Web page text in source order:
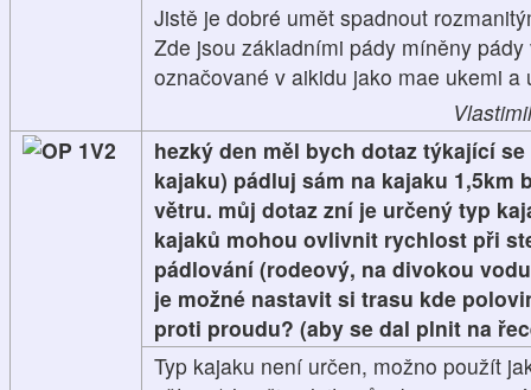
Jistě je dobré umět spadnout
Zde jsou základními pády míněny
označované v aikidu jako mae ukemi a
1V2
hezký den měl bych dotaz týkající
kajaku) pádluj sám na kajaku 1,5km
větru. můj dotaz zní je určený typ
kajaků mohou ovlivnit rychlost při
pádlování (rodeový, na divokou
je možné nastavit si trasu kde
proti proudu? (aby se dal plnit na
Typ kajaku není určen, možno použít